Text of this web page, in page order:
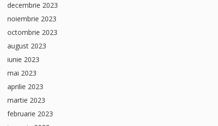
decembrie 2023
noiembrie 2023
octombrie 2023
august 2023
iunie 2023
mai 2023
aprilie 2023
martie 2023
februarie 2023